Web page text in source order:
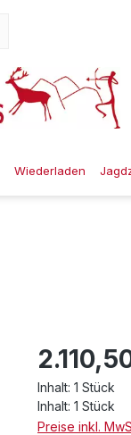
Wiederladen
Inhalt: 1 Stück
Inhalt: 1 Stück
Preise inkl.